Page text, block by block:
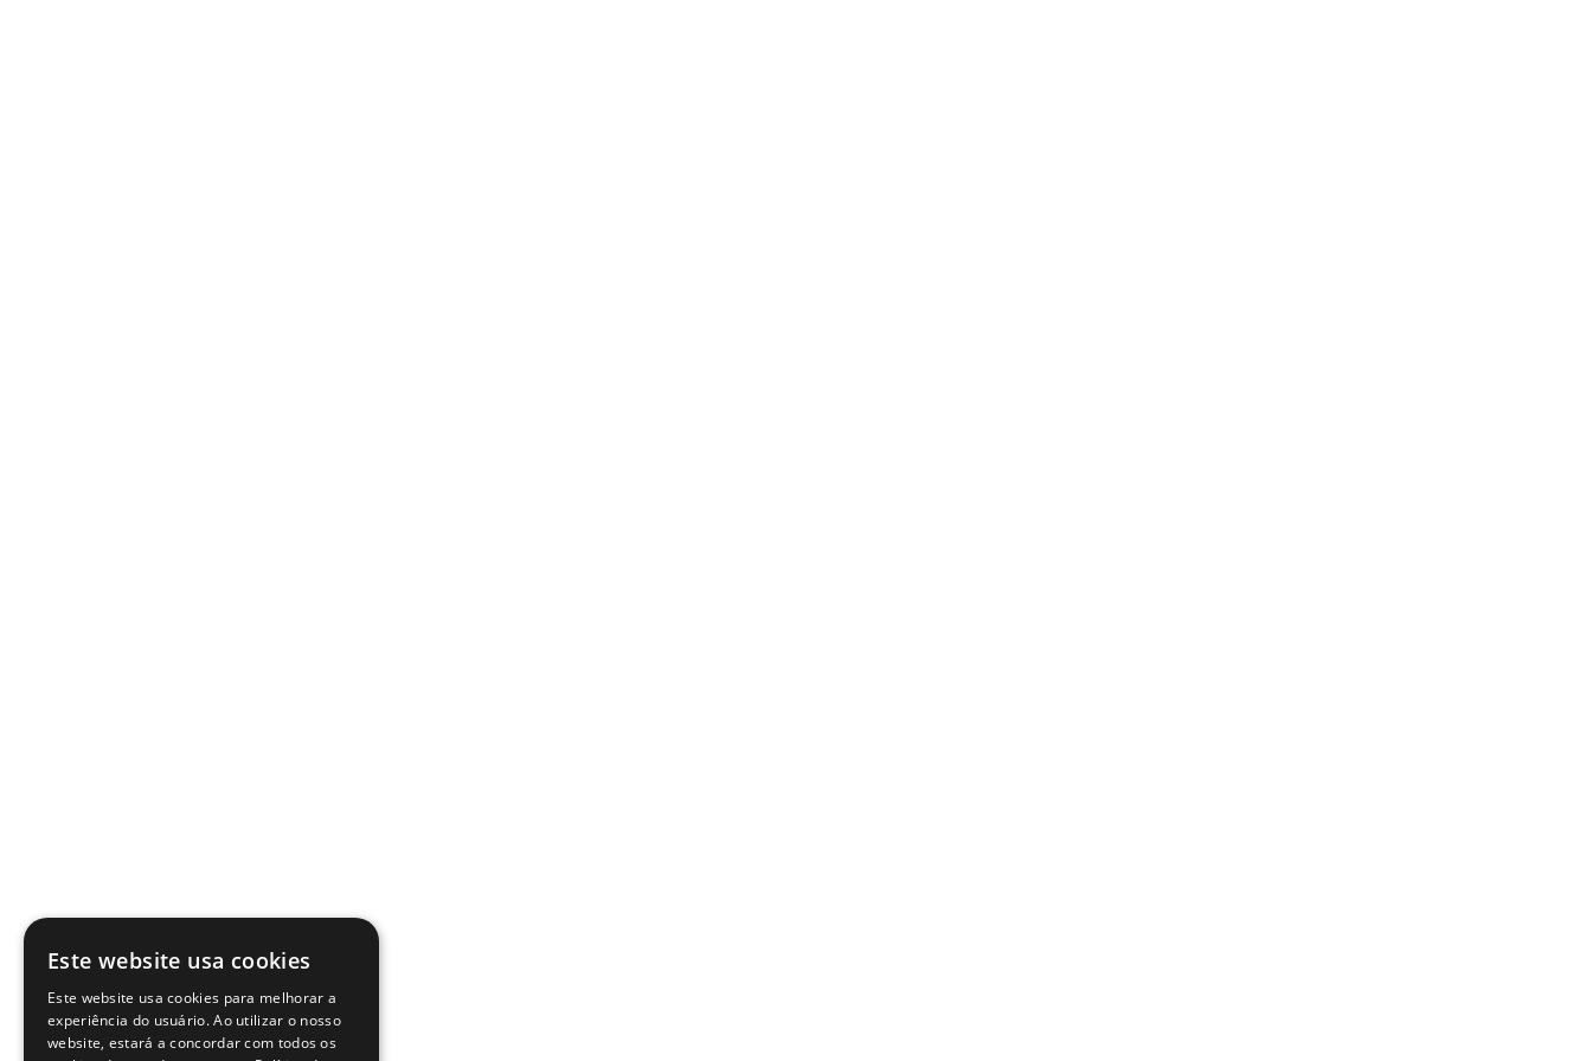
Este website usa cookies
Este website usa cookies para melhorar a
experiência do usuário. Ao utilizar o nosso
website, estará a concordar com todos os